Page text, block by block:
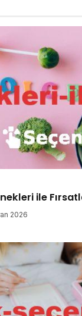
ile
2026